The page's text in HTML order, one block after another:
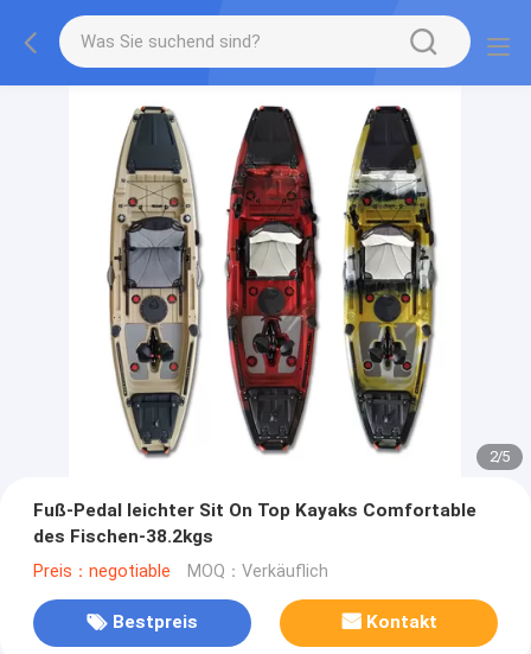
2/5
Fuß-Pedal leichter Sit On Top Kayaks Comfortable
des Fischen-38.2kgs
Preis：negotiable MOQ：Verkäuflich
Bestpreis Kontakt